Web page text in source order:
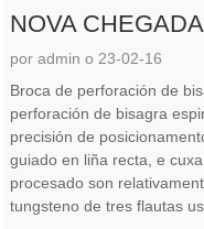
NOVA CHEGADA
por admin o 23-02-16
Broca de perforación de
perforación de bisagra
precisión de
guiado en liña recta, e
procesado son
tungsteno de tres flautas